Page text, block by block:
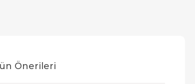
Önerileri